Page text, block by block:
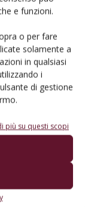
e funzioni.
o per fare
solamente a
in qualsiasi
i
di gestione
più su questi scopi
browser per la